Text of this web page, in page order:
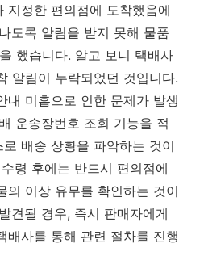
지정한 편의점에 도착했음에
도록 알림을 받지 못해 물품
했습니다. 알고 보니 택배사
알림이 누락되었던 것입니다.
내 미흡으로 인한 문제가 발생
운송장번호 조회 기능을 적
배송 상황을 파악하는 것이
령 후에는 반드시 편의점에
의 이상 유무를 확인하는 것이
견될 경우, 즉시 판매자에게
배사를 통해 관련 절차를 진행